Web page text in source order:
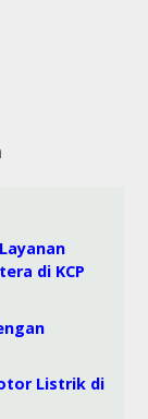
di KCP
Listrik di